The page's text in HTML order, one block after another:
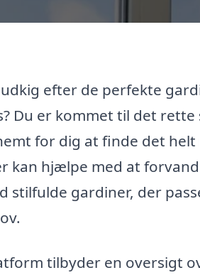
efter de perfekte
Du er kommet til det rette
for dig at finde det
kan hjælpe med at
stilfulde gardiner, der
tilbyder en oversigt